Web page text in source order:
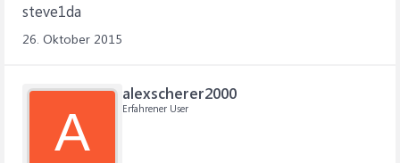
steve1da
26. Oktober 2015
A
alexscherer2000
Erfahrener User